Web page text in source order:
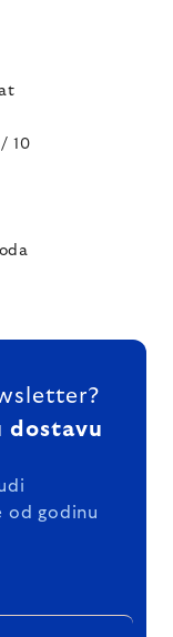
10
dostavu
od godinu